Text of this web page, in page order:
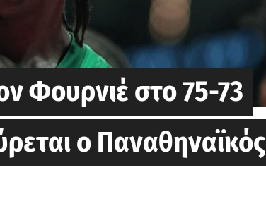
Φουρνιέ στο 75-73
ο Παναθηναϊκός